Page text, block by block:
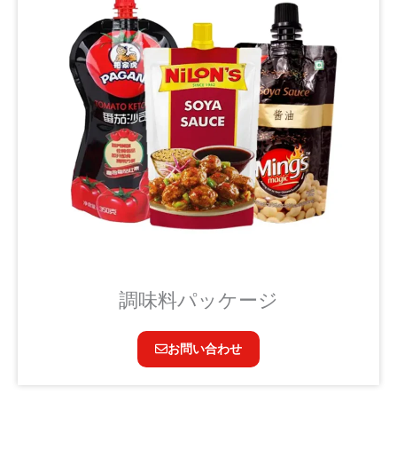
調味料パッケージ
お問い合わせ